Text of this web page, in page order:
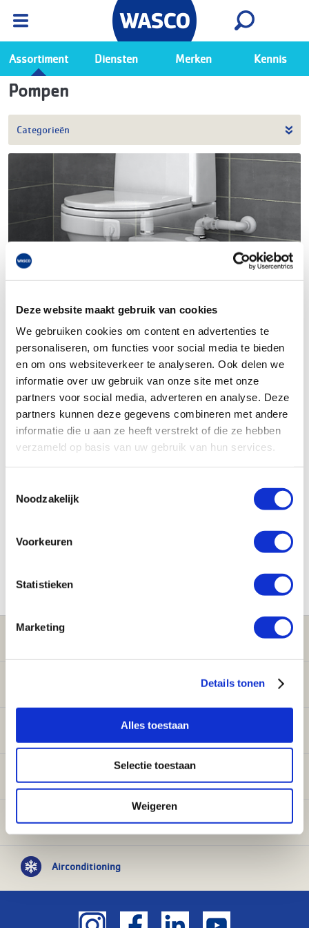
Deze website maakt gebruik van cookies
We gebruiken cookies om content en advertenties te
personaliseren, om functies voor social media te bieden
en om ons websiteverkeer te analyseren. Ook delen we
informatie over uw gebruik van onze site met onze
partners voor social media, adverteren en analyse. Deze
partners kunnen deze gegevens combineren met andere
informatie die u aan ze heeft verstrekt of die ze hebben
verzameld op basis van uw gebruik van hun services.
Noodzakelijk
Voorkeuren
Statistieken
Marketing
Details tonen
Alles toestaan
Selectie toestaan
Weigeren
Ga naar de Wasco app
Bekijk
Assortiment Diensten Merken Kennis
Pompen
Categorieën
Pompen
Niemand wil dat er nog vies water in het sanitair blijft
staan of dat de uitwerpselen blijven drijven in het toilet.
Daarvoor zijn fecaliënpompen en vuilwaterpompen de
oplossing. Met deze pompen is het sanitair altijd veilig en
schoon.
Categorieën
Fecaliënpomp
Vuilwaterpomp
Klantenservice
Ventilatie
Airconditioning